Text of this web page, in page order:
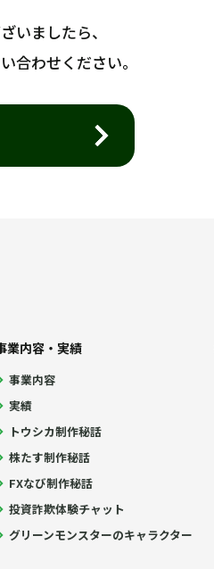
いましたら、
合わせください。
業内容・実績
事業内容
実績
トウシカ制作秘話
株たす制作秘話
FXなび制作秘話
投資詐欺体験チャット
グリーンモンスターのキャラクター